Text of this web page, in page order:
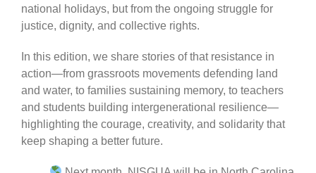
national holidays, but from the ongoing struggle for
justice, dignity, and collective rights.
In this edition, we share stories of that resistance in
action—from grassroots movements defending land
and water, to families sustaining memory, to teachers
and students building intergenerational resilience—
highlighting the courage, creativity, and solidarity that
keep shaping a better future.